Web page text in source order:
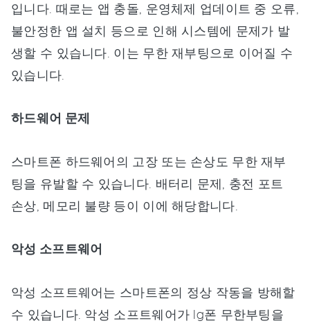
입니다. 때로는 앱 충돌, 운영체제 업데이트 중 오류,
불안정한 앱 설치 등으로 인해 시스템에 문제가 발
생할 수 있습니다. 이는 무한 재부팅으로 이어질 수
있습니다.
하드웨어 문제
스마트폰 하드웨어의 고장 또는 손상도 무한 재부
팅을 유발할 수 있습니다. 배터리 문제, 충전 포트
손상, 메모리 불량 등이 이에 해당합니다.
악성 소프트웨어
악성 소프트웨어는 스마트폰의 정상 작동을 방해할
수 있습니다. 악성 소프트웨어가 lg폰 무한부팅을